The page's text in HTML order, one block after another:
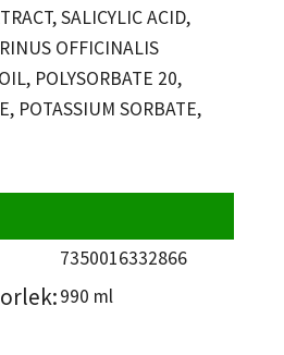
SALICYLIC ACID,
OFFICINALIS
POLYSORBATE 20,
POTASSIUM SORBATE,
7350016332866
990 ml